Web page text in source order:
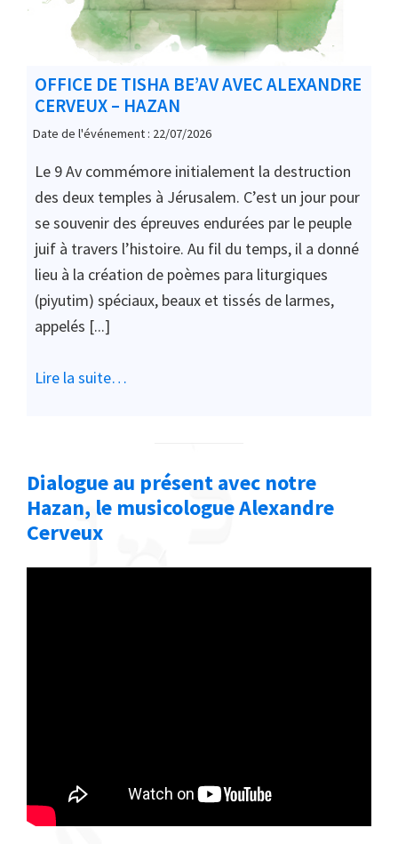
OFFICE DE TISHA BE’AV AVEC ALEXANDRE
CERVEUX – HAZAN
Date de l'événement : 22/07/2026
Le 9 Av commémore initialement la destruction
des deux temples à Jérusalem. C’est un jour pour
se souvenir des épreuves endurées par le peuple
juif à travers l’histoire. Au fil du temps, il a donné
lieu à la création de poèmes para liturgiques
(piyutim) spéciaux, beaux et tissés de larmes,
appelés [...]
Lire la suite…
Dialogue au présent avec notre
Hazan, le musicologue Alexandre
Cerveux